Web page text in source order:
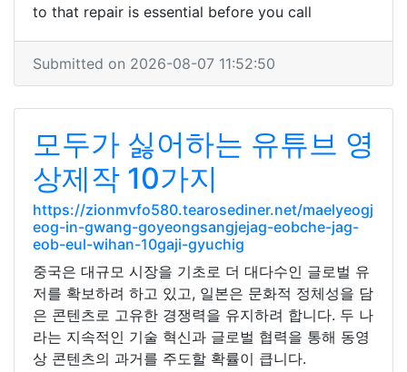
to that repair is essential before you call
Submitted on 2026-08-07 11:52:50
모두가 싫어하는 유튜브 영
상제작 10가지
https://zionmvfo580.tearosediner.net/maelyeogj
eog-in-gwang-goyeongsangjejag-eobche-jag-
eob-eul-wihan-10gaji-gyuchig
중국은 대규모 시장을 기초로 더 대다수인 글로벌 유
저를 확보하려 하고 있고, 일본은 문화적 정체성을 담
은 콘텐츠로 고유한 경쟁력을 유지하려 합니다. 두 나
라는 지속적인 기술 혁신과 글로벌 협력을 통해 동영
상 콘텐츠의 과거를 주도할 확률이 큽니다.